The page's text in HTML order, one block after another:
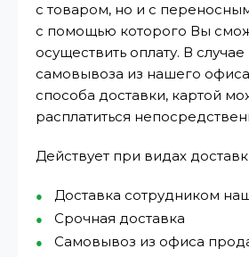
с товаром, но и с
с помощью которого Вы
осуществить оплату. В
самовывоза из нашего
способа доставки, картой
расплатиться
Действует при видах
Доставка сотрудником
Срочная доставка
Самовывоз из офиса